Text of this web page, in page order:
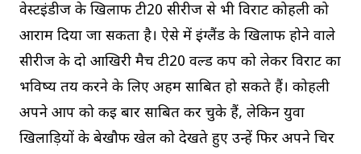
वेस्टइंडीज के खिलाफ टी20 सीरीज से भी विराट कोहली को
आराम दिया जा सकता है। ऐसे में इंग्लैंड के खिलाफ होने वाले
सीरीज के दो आखिरी मैच टी20 वर्ल्ड कप को लेकर विराट का
भविष्य तय करने के लिए अहम साबित हो सकते हैं। कोहली
अपने आप को कई बार साबित कर चुके हैं, लेकिन युवा
खिलाड़ियों के बेखौफ खेल को देखते हुए उन्हें फिर अपने चिर